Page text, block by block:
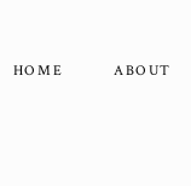
HOME ABOUT